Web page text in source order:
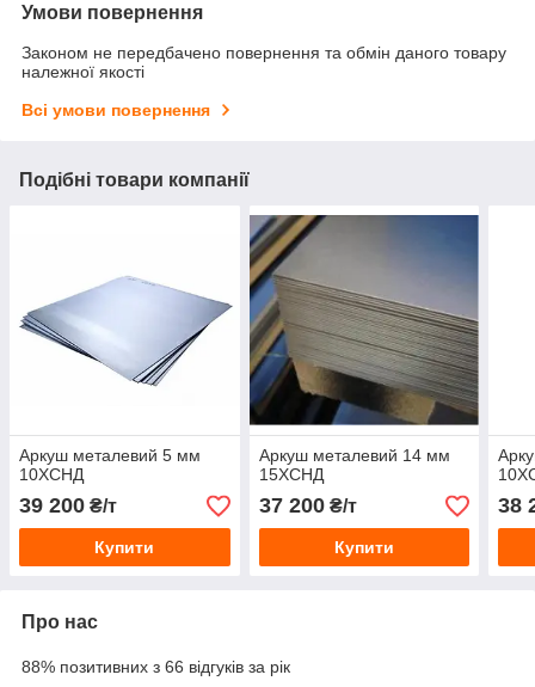
Умови повернення
Законом не передбачено повернення та обмін даного товару
належної якості
Всі умови повернення
Подібні товари компанії
Аркуш металевий 5 мм
10ХСНД
39 200 ₴/т
Купити
Аркуш металевий 14 мм
15ХСНД
37 200₴/т
Купити
38
Про нас
88% позитивних з 66 відгуків за рік